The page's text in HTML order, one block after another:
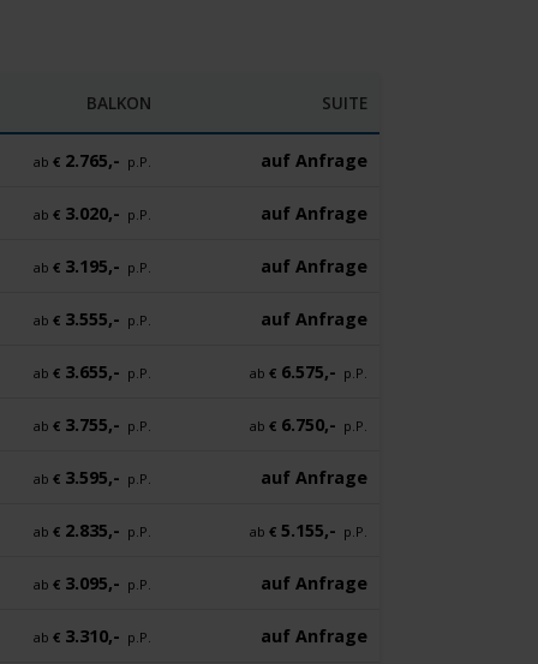
BALKON SUITE
ab € 2.765,- p.P. auf Anfrage
ab € 3.020,- p.P. auf Anfrage
ab € 3.195,- p.P. auf Anfrage
ab € 3.555,- p.P. auf Anfrage
ab € 3.655,- p.P. ab € 6.575,- p.P.
ab € 3.755,- p.P. ab € 6.750,- p.P.
ab € 3.595,- p.P. auf Anfrage
ab € 2.835,- p.P. ab € 5.155,- p.P.
ab € 3.095,- p.P. auf Anfrage
ab € 3.310,- p.P. auf Anfrage